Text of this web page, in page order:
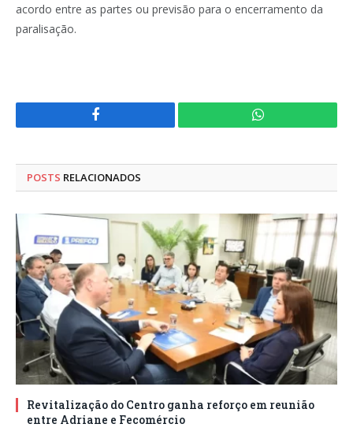
acordo entre as partes ou previsão para o encerramento da
paralisação.
Facebook WhatsApp
POSTS RELACIONADOS
Revitalização do Centro ganha reforço em reunião
entre Adriane e Fecomércio